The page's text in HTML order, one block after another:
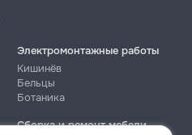
Электромонтажные работы
Кишинёв
Бельцы
Ботаника
Сборка и ремонт мебели